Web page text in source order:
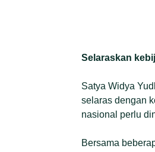
Selaraskan
Satya Widya
selaras dengan
nasional perlu
Bersama